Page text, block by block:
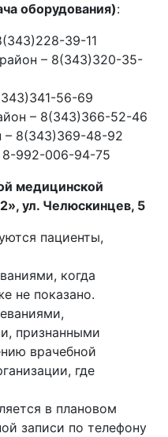
оборудования):
39-11
– 8(343)320-35-
56-69
– 8(343)366-52-46
– 8(343)369-48-92
8-992-006-94-75
медицинской
ул. Челюскинцев, 5
пациенты,
когда
не показано.
признанными
врачебной
где
в плановом
записи по телефону